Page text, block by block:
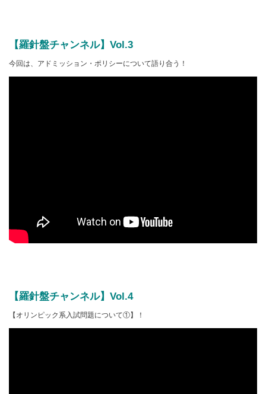
【羅針盤チャンネル】Vol.3
今回は、アドミッション・ポリシーについて語り合う！
【羅針盤チャンネル】Vol.4
【オリンピック系入試問題について①】！